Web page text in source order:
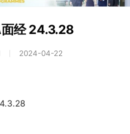
经 24.3.28
2024-04-22